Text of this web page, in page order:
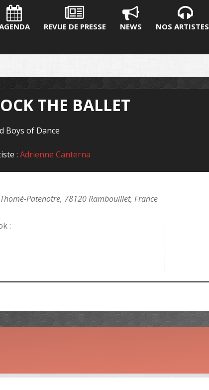
REVUE DE PRESSE NEWS NOS ARTISTES
THE BALLET
Boys of Dance
:Adrienne Canterna
Patenotre, 78120 Rambouillet, France
: